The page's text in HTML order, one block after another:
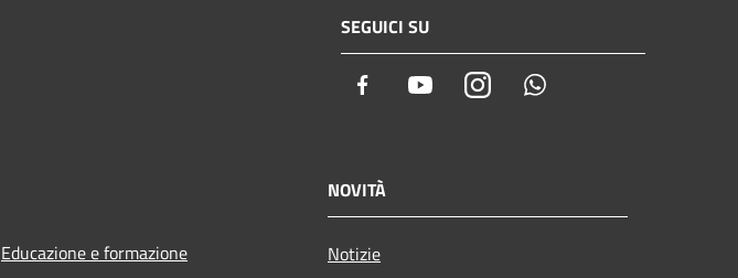
SEGUICI SU
Facebook YoutubeInstagram
Educazione e formazione
NOVITÀ
Notizie